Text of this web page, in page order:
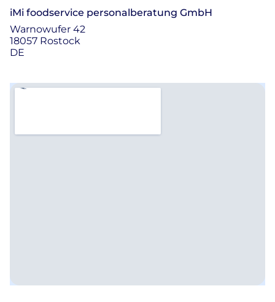
iMi foodservice personalberatung GmbH
Warnowufer 42
18057 Rostock
DE